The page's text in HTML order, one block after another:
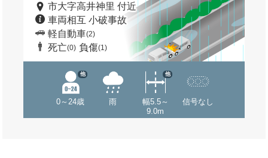
市大字高井神里 付近
車両相互 小破事故
軽自動車(2)
死亡(0) 負傷(1)
0～24歳
他
雨
幅5.5～
9.0m
他
信号なし